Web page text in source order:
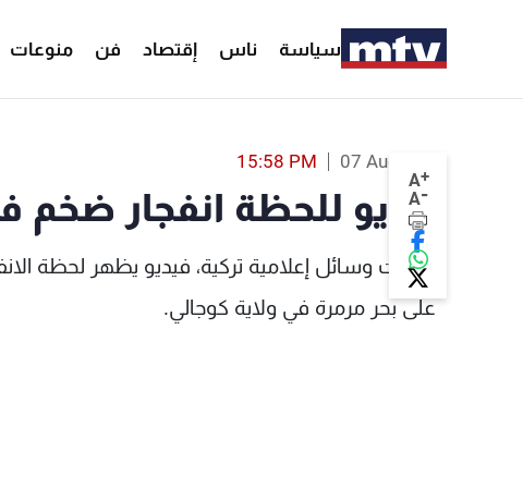
سياسة ناس إقتصاد فن منوعات
A+
A-
07 Aug 2023
15:58 PM
فيديو للحظة انفجار ضخم
تداولت وسائل إعلامية تركية، فيديو يظهر لحظة
على بحر مرمرة في ولاية كوجالي.